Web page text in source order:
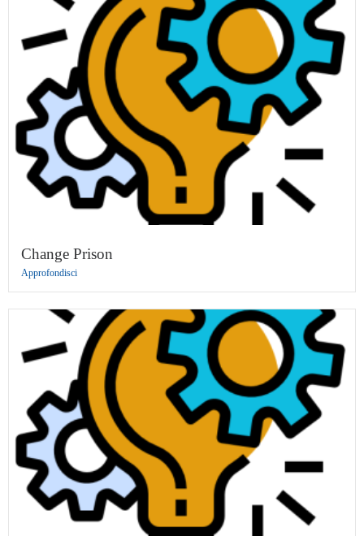
Change Prison
Approfondisci